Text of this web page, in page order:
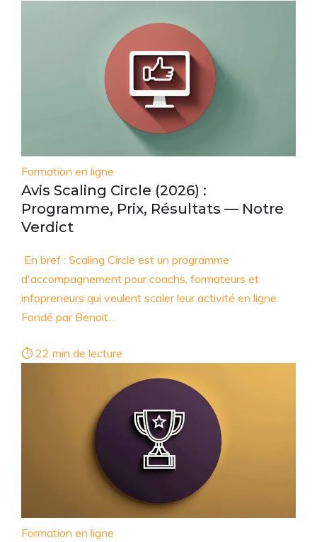
Formation en ligne
Avis Scaling Circle (2026) :
Programme, Prix, Résultats — Notre
Verdict
En bref : Scaling Circle est un programme
d'accompagnement pour coachs, formateurs et
infopreneurs qui veulent scaler leur activité en ligne.
Fondé par Benoit…
⏱ 22 min de lecture
Formation en ligne